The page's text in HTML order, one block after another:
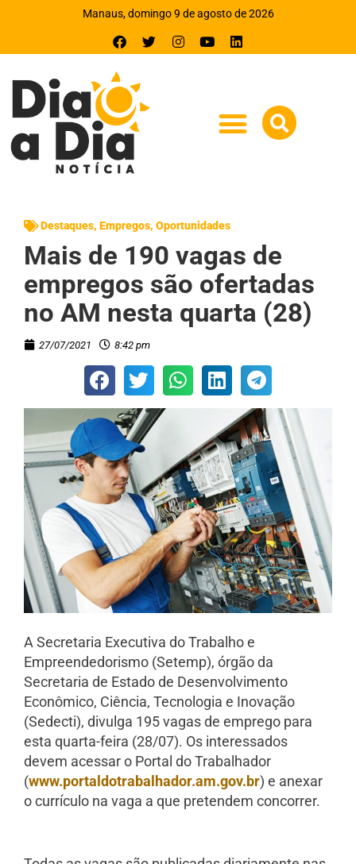
Manaus, domingo 9 de agosto de 2026
Destaques, Empregos, Oportunidades
Mais de 190 vagas de
empregos são ofertadas
no AM nesta quarta (28)
27/07/2021 8:42 pm
A Secretaria Executiva do Trabalho e
Empreendedorismo (Setemp), órgão da
Secretaria de Estado de Desenvolvimento
Econômico, Ciência, Tecnologia e Inovação
(Sedecti), divulga 195 vagas de emprego para
esta quarta-feira (28/07). Os interessados
devem acessar o Portal do Trabalhador
(www.portaldotrabalhador.am.gov.br) e anexar
o currículo na vaga a que pretendem concorrer.